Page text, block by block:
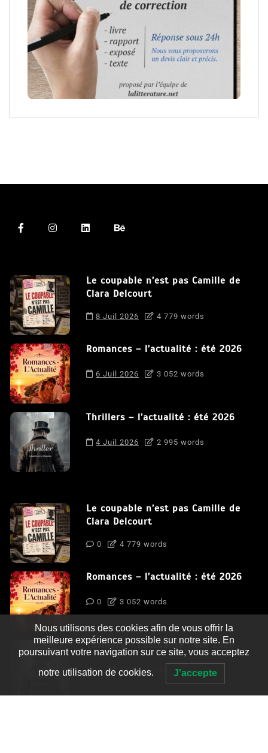
Le coupable n’est pas Camille de
Clara Delcourt
8 Juil 2026 4 779 words
Romances – l’actualité : été 2026
6 Juil 2026 3 052 words
Thrillers – l’actualité : été 2026
4 Juil 2026 2 995 words
Le coupable n’est pas Camille de
Clara Delcourt
0 4 779 words
Romances – l’actualité : été 2026
0 3 052 words
Thrillers – l’actualité : été 2026
0 2 995 words
Nous utilisons des cookies afin de vous offrir la
meilleure expérience possible sur notre site. En
poursuivant votre navigation sur ce site, vous acceptez
notre utilisation de cookies. J'accepte